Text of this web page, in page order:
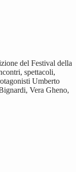
del Festival della
spettacoli,
Umberto
Vera Gheno,